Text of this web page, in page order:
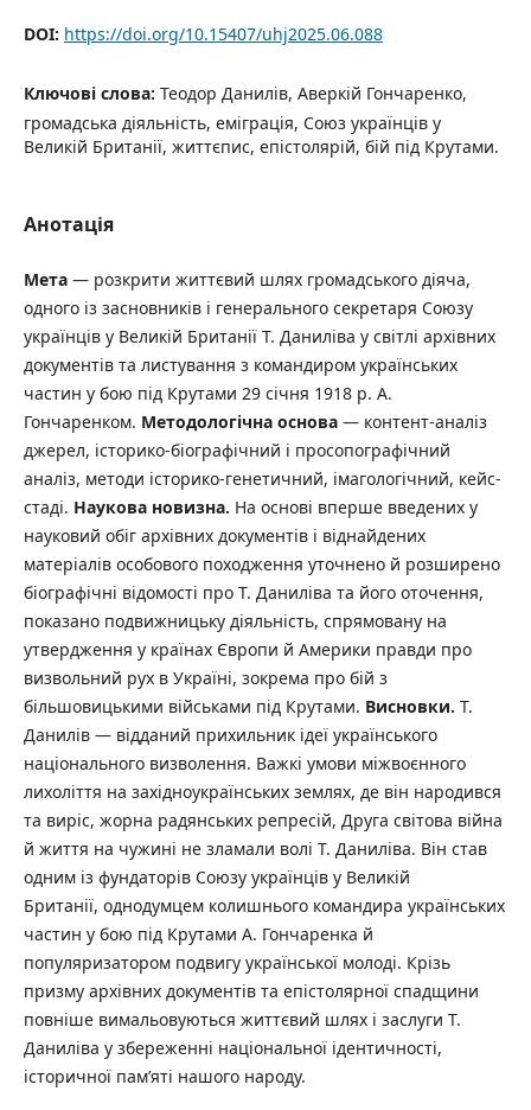
DOI: https://doi.org/10.15407/uhj2025.06.088
Ключові слова: Теодор Данилів, Аверкій Гончаренко,
громадська діяльність, еміграція, Союз українців у
Великій Британії, життєпис, епістолярій, бій під Крутами.
Анотація
Мета— розкрити життєвий шлях громадського діяча,
одного із засновників і генерального секретаря Союзу
українців у Великій Британії Т. Даниліва у світлі архівних
документів та листування з командиром українських
частин у бою під Крутами 29 січня 1918 р. А.
Гончаренком. Методологічна основа— контент-аналіз
джерел, історико-біографічний і просопографічний
аналіз, методи історико-генетичний, імагологічний, кейс-
стаді. Наукова новизна. На основі вперше введених у
науковий обіг архівних документів і віднайдених
матеріалів особового походження уточнено й розширено
біографічні відомості про Т. Даниліва та його оточення,
показано подвижницьку діяльність, спрямовану на
утвердження у країнах Європи й Америки правди про
визвольний рух в Україні, зокрема про бій з
більшовицькими військами під Крутами. Висновки. Т.
Данилів — відданий прихильник ідеї українського
національного визволення. Важкі умови міжвоєнного
лихоліття на західноукраїнських землях, де він народився
та виріс, жорна радянських репресій, Друга світова війна
й життя на чужині не зламали волі Т. Даниліва. Він став
одним із фундаторів Союзу українців у Великій
Британії, однодумцем колишнього командира українських
частин у бою під Крутами А. Гончаренка й
популяризатором подвигу української молоді. Крізь
призму архівних документів та епістолярної спадщини
повніше вимальовуються життєвий шлях і заслуги Т.
Даниліва у збереженні національної ідентичності,
історичної пам’яті нашого народу.